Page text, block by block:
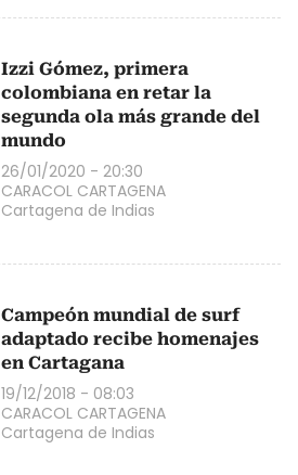
Izzi Gómez, primera
colombiana en retar la
segunda ola más grande del
mundo
26/01/2020 - 20:30
CARACOL CARTAGENA
Cartagena de Indias
Campeón mundial de surf
adaptado recibe homenajes
en Cartagana
19/12/2018 - 08:03
CARACOL CARTAGENA
Cartagena de Indias